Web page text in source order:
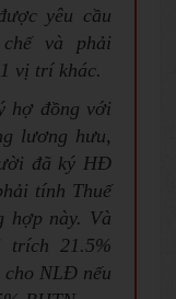
yêu cầu
và phải
vị trí khác.
hợ đồng với
lương hưu,
đã ký HĐ
tính Thuế
hợp này. Và
trích 21.5%
NLĐ nếu